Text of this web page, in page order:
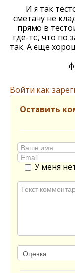
И я так
сметану не
прямо в
где-то, что по
так. А еще
Войти как
Оставить
У меня